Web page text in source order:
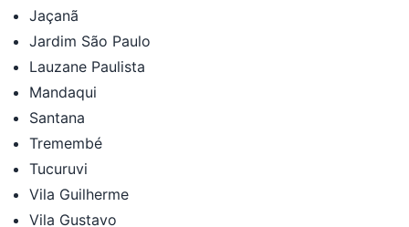
Jaçanã
Jardim São Paulo
Lauzane Paulista
Mandaqui
Santana
Tremembé
Tucuruvi
Vila Guilherme
Vila Gustavo